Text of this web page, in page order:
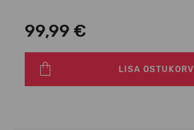
99,99 €
LISA OSTUKORVI